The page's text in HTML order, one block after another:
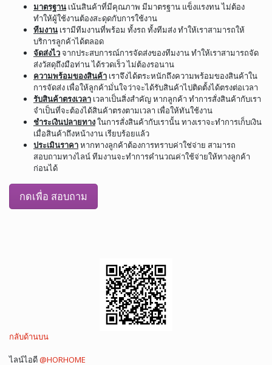
มาตรฐาน เน้นสินค้าที่มีคุณภาพ มีมาตรฐาน แข็งแรงทน ไม่ต้อง
ทำให้ผู้ใช้งานต้องสะดุดกับการใช้งาน
ทีมงาน เรามีทีมงานที่พร้อม ทั้งรถ ทั้งทีมส่ง ทำให้เราสามารถให้
บริการลูกค้าได้ตลอด
จัดส่งไวจากประสบการณ์การจัดส่งของทีมงาน ทำให้เราสามารถจัด
ส่งวัสดุถึงมือท่าน ได้รวดเร็ว ไม่ต้องรอนาน
ความพร้อมของสินค้า เราจึงได้ตระหนักถึงความพร้อมของสินค้าใน
การจัดส่ง เพื่อให้ลูกค้ามั่นใจว่าจะได้รับสินค้าไปติดตั้งได้ตรงต่อเวลา
รับสินค้าตรงเวลา เวลาเป็นสิ่งสำคัญ หากลูกค้า ทำการสั่งสินค้ากับเรา
จำเป็นที่จะต้องได้สินค้าตรงตามเวลา เพื่อให้ทันใช้งาน
ชำระเงินปลายทางในการสั่งสินค้ากับเรานั้น ทางเราจะทำการเก็บเงิน
เมื่อสินค้าถึงหน้างาน เรียบร้อยแล้ว
ประเมินราคาหากทางลูกค้าต้องการทราบค่าใช่จ่าย สามารถ
สอบถามทางไลน์ ทีมงานจะทำการคำนวณค่าใช้จ่ายให้ทางลูกค้า
ก่อนได้
กดเพื่อ สอบถาม
กลับด้านบน
ไลน์ไอดี@HORHOME